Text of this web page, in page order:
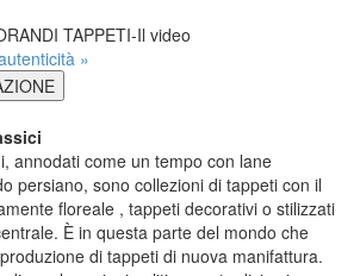
TAPPETI-Il video
»
annodati come un tempo con lane
persiano, sono collezioni di tappeti con il
floreale , tappeti decorativi o stilizzati
È in questa parte del mondo che
di tappeti di nuova manifattura.